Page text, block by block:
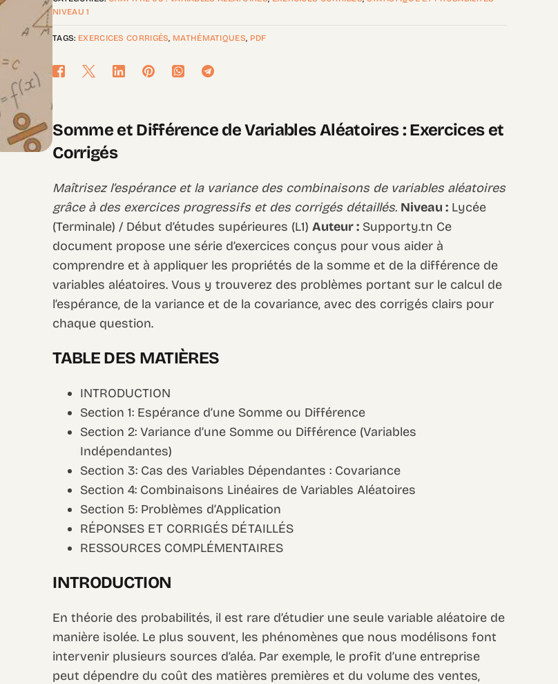
NIVEAU 1
TAGS: EXERCICES CORRIGÉS MATHÉMATIQUES PDF
Somme et Différence de Variables Aléatoires : Exercices et
Corrigés
Maîtrisez l’espérance et la variance des combinaisons de variables aléatoires
grâce à des exercices progressifs et des corrigés détaillés. Niveau : Lycée
(Terminale) / Début d’études supérieures (L1)Auteur : Supporty.tn Ce
document propose une série d’exercices conçus pour vous aider à
comprendre et à appliquer les propriétés de la somme et de la différence de
variables aléatoires. Vous y trouverez des problèmes portant sur le calcul de
l’espérance, de la variance et de la covariance, avec des corrigés clairs pour
chaque question.
TABLE DES MATIÈRES
INTRODUCTION
Section 1: Espérance d’une Somme ou Différence
Section 2: Variance d’une Somme ou Différence (Variables
Indépendantes)
Section 3: Cas des Variables Dépendantes : Covariance
Section 4: Combinaisons Linéaires de Variables Aléatoires
Section 5: Problèmes d’Application
RÉPONSES ET CORRIGÉS DÉTAILLÉS
RESSOURCES COMPLÉMENTAIRES
INTRODUCTION
En théorie des probabilités, il est rare d’étudier une seule variable aléatoire de
manière isolée. Le plus souvent, les phénomènes que nous modélisons font
intervenir plusieurs sources d’aléa. Par exemple, le profit d’une entreprise
peut dépendre du coût des matières premières et du volume des ventes,